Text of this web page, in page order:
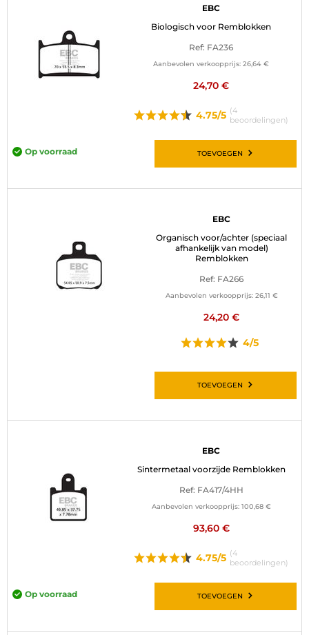
EBC
Biologisch voor Remblokken
Ref: FA236
Aanbevolen verkoopprijs: 26,64 €
24,70 €
4.75/5 (4
beoordelingen)
Op voorraad TOEVOEGEN
EBC
Organisch voor/achter (speciaal
afhankelijk van model)
Remblokken
Ref: FA266
Aanbevolen verkoopprijs: 26,11 €
24,20 €
4/5
TOEVOEGEN
EBC
Sintermetaal voorzijde Remblokken
Ref: FA417/4HH
Aanbevolen verkoopprijs: 100,68 €
93,60 €
4.75/5 (4
beoordelingen)
Op voorraad TOEVOEGEN